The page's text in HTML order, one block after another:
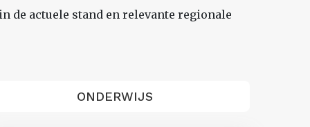
de actuele stand en relevante regionale
ONDERWIJS